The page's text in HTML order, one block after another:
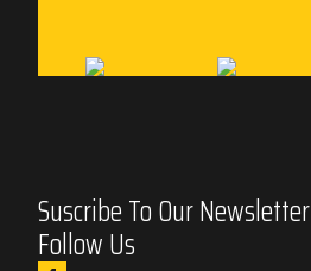
Suscribe To Our Newsletter
Follow Us